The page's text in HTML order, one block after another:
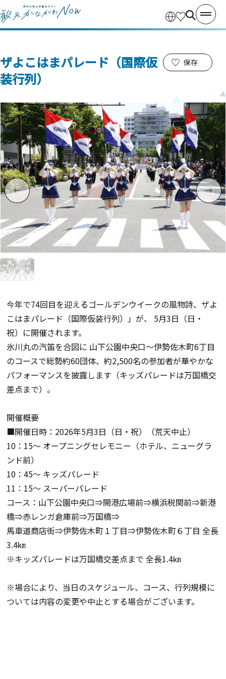
ザよこはまパレード（国際仮
装行列）
保存
今年で74回目を迎えるゴールデンウイークの風物詩、ザよ
こはまパレード（国際仮装行列）」が、 5月3日（日・
祝）に開催されます。
氷川丸の汽笛を合図に 山下公園中央口～伊勢佐木町6丁目
のコースで総勢約60団体、約2,500名の参加者が華やかな
パフォーマンスを披露します（キッズパレードは万国橋交
差点まで）。
開催概要
■開催日時：2026年5月3日（日・祝）（荒天中止）
10：15～ オープニングセレモニー（ホテル、ニューグラ
ンド前）
10：45～ キッズパレード
11：15～ スーパーパレード
コース：山下公園中央口⇒開港広場前⇒横浜税関前⇒新港
橋⇒赤レンガ倉庫前⇒万国橋⇒
馬車道商店街⇒伊勢佐木町１丁目⇒伊勢佐木町６丁目 全長
3.4㎞
※キッズパレードは万国橋交差点まで 全長1.4㎞
※場合により、当日のスケジュール、コース、行列規模に
ついては内容の変更や中止とする場合がございます。